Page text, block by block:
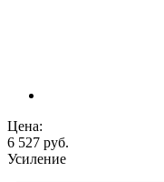
Цена:
6 527 руб.
Усиление